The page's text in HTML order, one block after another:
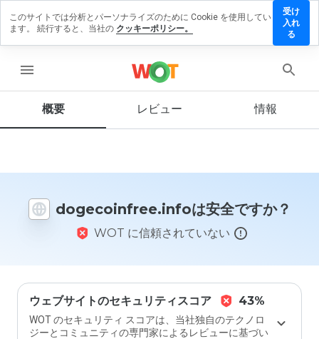
menu
概要 レビュー 情報
dogecoinfree.infoは安全ですか？
WOT に信頼されていない
ウェブサイトのセキュリティスコア 43%
WOT のセキュリティ スコアは、当社独自のテクノロ
ジーとコミュニティの専門家によるレビューに基づい
ューを残
この
イト
から
価し
ます
か？
このサイトでは分析とパーソナライズのために Cookie を使用してい
ます。 続行すると、当社の クッキーポリシー。
受け
入れ
る